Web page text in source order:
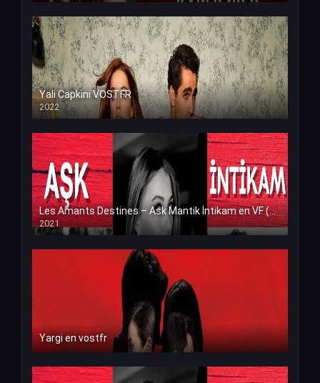
Yali Capkini VOSTFR
2022
Les Amants Destines – Ask Mantik İntikam en VF (Voix Francaise)
2021
Yargi en vostfr